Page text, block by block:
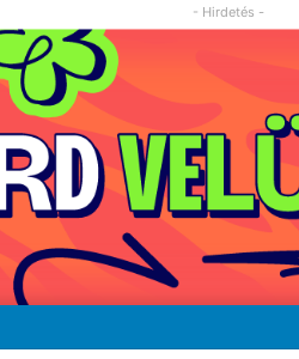
- Hirdetés -